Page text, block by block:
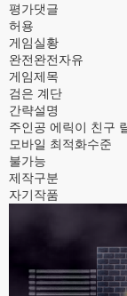
평가댓글
허용
게임실황
완전완전자유
게임제목
검은 계단
간략설명
주인공 에릭이 친구
모바일 최적화수준
불가능
제작구분
자기작품